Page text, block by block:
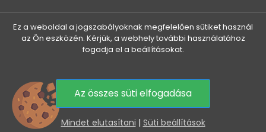
Veneti CZ
Veneti DE
0
Ez a weboldal a jogszabályoknak megfelelően sütiket használ
az Ön eszközén. Kérjük, a webhely további használatához
fogadja el a beállításokat.
Az összes süti elfogadása
Mindet elutasítani | Süti beállítások